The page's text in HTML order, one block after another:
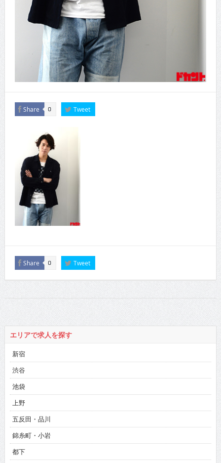
Share 0 Tweet
Share 0 Tweet
エリアで求人を探す
新宿
渋谷
池袋
上野
五反田・品川
錦糸町・小岩
都下